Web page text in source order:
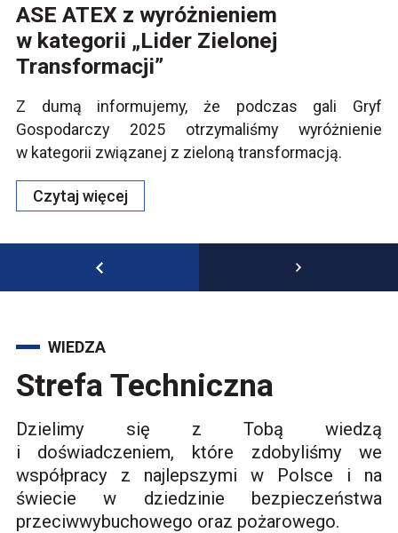
NEWS 01
ASE ATEX z wyróżnieniem
w kategorii „Lider Zielonej
Transformacji”
Z dumą informujemy, że podczas gali Gryf
Gospodarczy 2025 otrzymaliśmy wyróżnienie
w kategorii związanej z zieloną transformacją.
Czytaj więcej
WIEDZA
Strefa Techniczna
Dzielimy się z Tobą wiedzą
i doświadczeniem, które zdobyliśmy we
współpracy z najlepszymi w Polsce i na
świecie w dziedzinie bezpieczeństwa
przeciwwybuchowego oraz pożarowego.